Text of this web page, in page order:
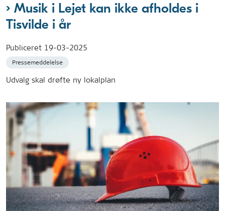
Musik i Lejet kan ikke afholdes i
Tisvilde i år
Publiceret 19-03-2025
Pressemeddelelse
Udvalg skal drøfte ny lokalplan